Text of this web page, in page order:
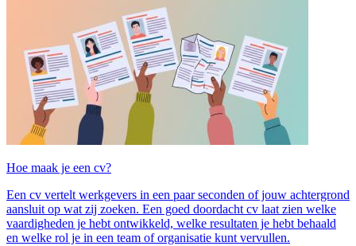
Hoe maak je een cv?
Een cv vertelt werkgevers in een paar seconden of jouw achtergrond
aansluit op wat zij zoeken. Een goed doordacht cv laat zien welke
vaardigheden je hebt ontwikkeld, welke resultaten je hebt behaald
en welke rol je in een team of organisatie kunt vervullen.